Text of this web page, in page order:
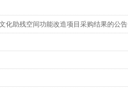
化助残空间功能改造项目采购结果的公告